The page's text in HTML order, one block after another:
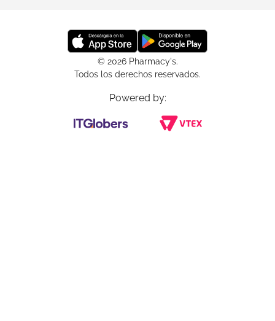
© 2026 Pharmacy's.
Todos los derechos reservados.
Powered by: